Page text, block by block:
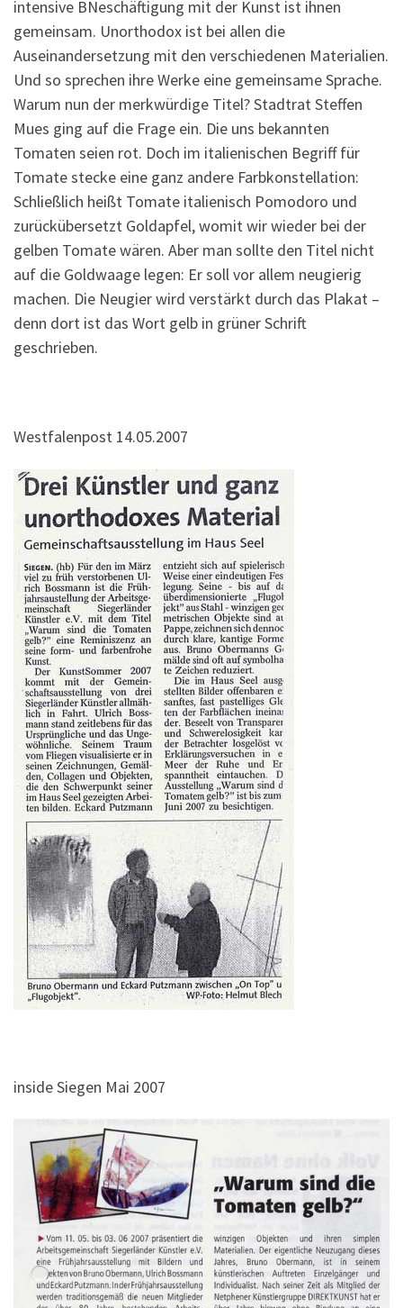
intensive BNeschäftigung mit der Kunst ist ihnen
gemeinsam. Unorthodox ist bei allen die
Auseinandersetzung mit den verschiedenen Materialien.
Und so sprechen ihre Werke eine gemeinsame Sprache.
Warum nun der merkwürdige Titel? Stadtrat Steffen
Mues ging auf die Frage ein. Die uns bekannten
Tomaten seien rot. Doch im italienischen Begriff für
Tomate stecke eine ganz andere Farbkonstellation:
Schließlich heißt Tomate italienisch Pomodoro und
zurückübersetzt Goldapfel, womit wir wieder bei der
gelben Tomate wären. Aber man sollte den Titel nicht
auf die Goldwaage legen: Er soll vor allem neugierig
machen. Die Neugier wird verstärkt durch das Plakat –
denn dort ist das Wort gelb in grüner Schrift
geschrieben.
Westfalenpost 14.05.2007
inside Siegen Mai 2007